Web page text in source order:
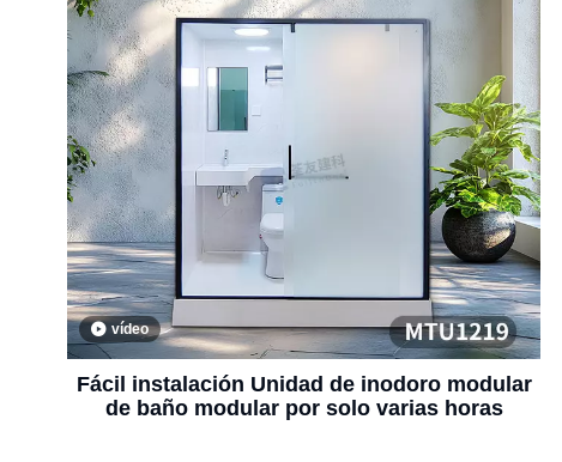
vídeo
Fácil instalación Unidad de inodoro modular
de baño modular por solo varias horas